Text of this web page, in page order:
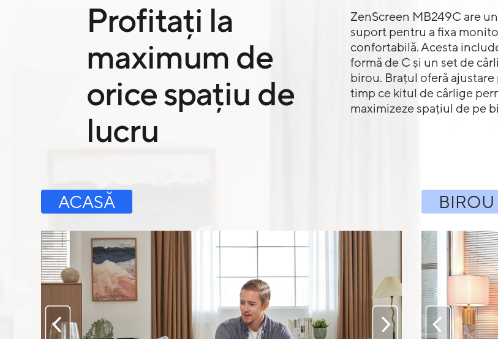
Profitați la
maximum de
orice spațiu de
lucru
ZenScreen MB249C are
suport pentru a fixa
confortabilă. Acesta
formă de C și un set de
birou. Brațul oferă
timp ce kitul de cârlige
maximizeze spațiul de pe
ACASĂ BIROU